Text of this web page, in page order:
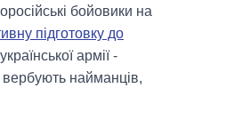
бойовики на
підготовку до
армії -
вербують найманців,